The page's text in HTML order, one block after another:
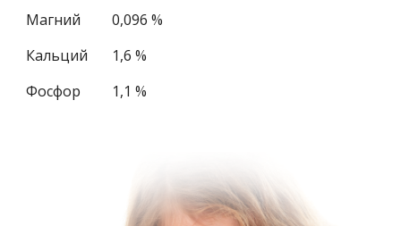
Магний
0,096 %
Кальций
1,6 %
Фосфор
1,1 %